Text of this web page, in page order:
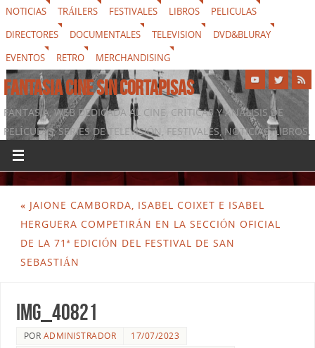
NOTICIAS TRÁILERS FESTIVALES LIBROS
PELICULAS
DIRECTORES
DOCUMENTALES TELEVISION
DVD&BLURAY
EVENTOS
RETRO MERCHANDISING
FANTASIA CINE SIN CORTAPISAS
FANTASIA, WEB DEDICADA AL CINE, CRÍTICAS Y ANÁLISIS DE
PELÍCULAS, SERIES DE TELEVISIÓN, FESTIVALES, NOTICIAS, LIBROS,
DVD & BLURAY, MERCHANDISING Y TODO LO QUE RODEA AL
SÉPTIMO ARTE
« JAIONE CAMBORDA, ISABEL COIXET E ISABEL
HERGUERA COMPETIRÁN EN LA SECCIÓN OFICIAL
DE LA 71ª EDICIÓN DEL FESTIVAL DE SAN
SEBASTIÁN
img_40821
POR ADMINISTRADOR
17/07/2023